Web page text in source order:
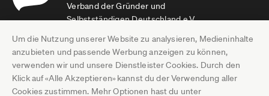
Um die Nutzung unserer Website zu analysieren, Medieninhalte
anzubieten und passende Werbung anzeigen zu können,
verwenden wir und unsere Dienstleister Cookies. Durch den
Klick auf «Alle Akzeptieren» kannst du der Verwendung aller
Cookies zustimmen. Mehr Optionen hast du unter
Verband der Gründer und
Selbstständigen Deutschland e.V.
Selbstständige und Gründer brauchen eine Lobby. Wir
vertreten die Interessen von Gründern und Selbstständigen
sowie kleinen Unternehmen.